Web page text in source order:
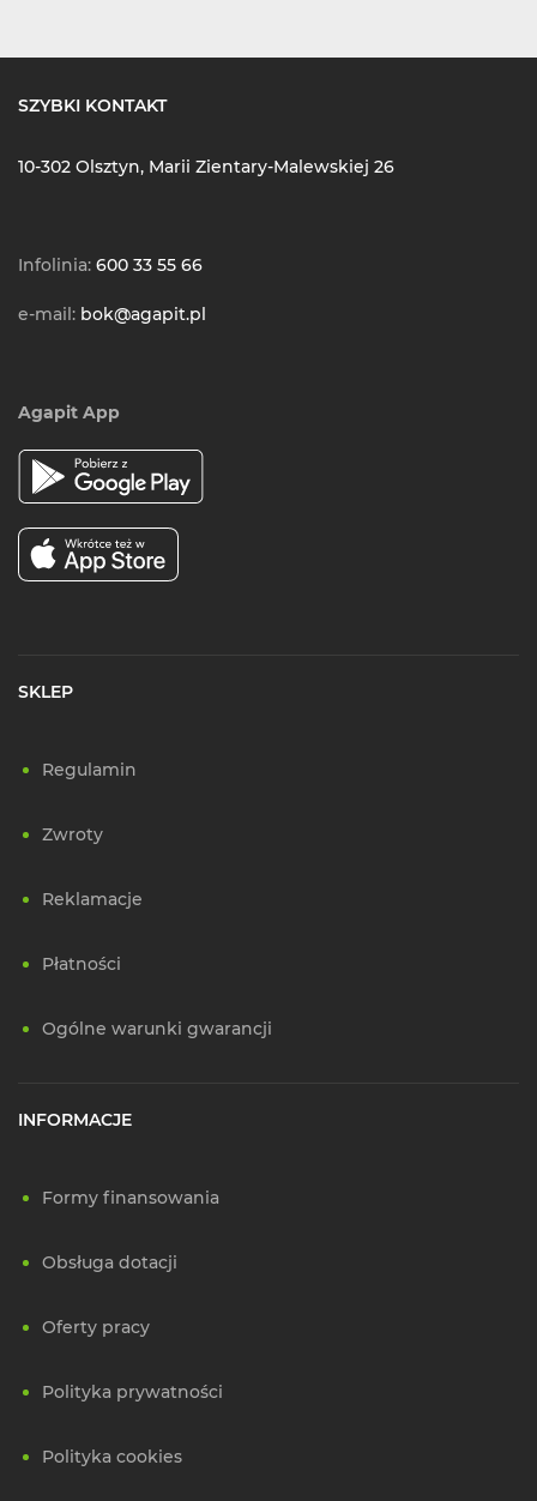
SZYBKI KONTAKT
10-302 Olsztyn, Marii Zientary-Malewskiej 26
Infolinia: 600 33 55 66
e-mail: bok@agapit.pl
Agapit App
SKLEP
Regulamin
Zwroty
Reklamacje
Płatności
Ogólne warunki gwarancji
INFORMACJE
Formy finansowania
Obsługa dotacji
Oferty pracy
Polityka prywatności
Polityka cookies